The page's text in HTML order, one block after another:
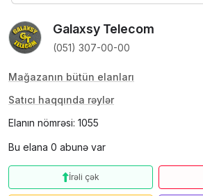
Galaxsy Telecom
(051) 307-00-00
Mağazanın bütün elanları
Satıcı haqqında rəylər
Elanın nömrəsi: 1055
Bu elana 0 abunə var
İrəli çək